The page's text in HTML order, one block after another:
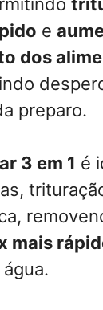
e
dos
preparo.
3 em 1 é
mais